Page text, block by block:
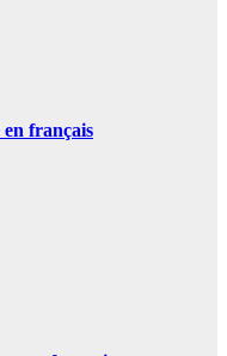
en français